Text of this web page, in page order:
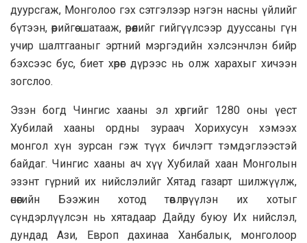
дуурсгаж, Монголоо гэх сэтгэлээр нэгэн насны үйлийг
бүтээн, өөрийгөө шатааж, өрөөлийг гийгүүлсээр дууссаны гүн
учир шалтгааныг эртний мэргэдийн хэлсэнчлэн бийр
бэхсээс бус, биет хөрөг дүрээс нь олж харахыг хичээн
зогслоо.
Эзэн богд Чингис хааны эл хөргийг 1280 оны үест
Хубилай хааны ордны зураач Хорихусун хэмээх
монгол хүн зурсан гэж түүх бичлэгт тэмдэглээстэй
байдаг. Чингис хааны ач хүү Хубилай хаан Монголын
эзэнт гүрний их нийслэлийг Хятад газарт шилжүүлж,
өнөөгийн Бээжин хотод төвлөрүүлэн их хотыг
сүндэрлүүлсэн нь хятадаар Дайду буюу Их нийслэл,
дундад Ази, Европ дахинаа Ханбалык, монголоор